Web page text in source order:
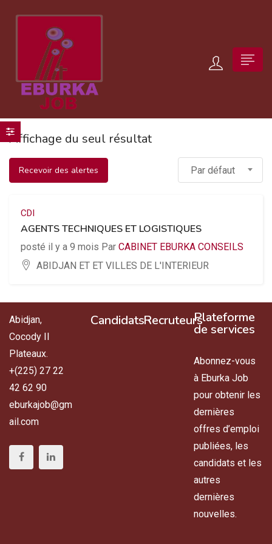
Affichage du seul résultat
Recevoir des alertes Par défaut
CDI
AGENTS TECHNIQUES ET LOGISTIQUES
posté il y a 9 mois Par CABINET EBURKA CONSEILS
ABIDJAN ET ET VILLES DE L'INTERIEUR
Abidjan,
Cocody II
Plateaux.
+(225) 27 22
42 62 90
eburkajob@gm
ail.com
CandidatsRecruteursPlateforme
de services
Abonnez-vous
à Eburka Job
pour obtenir les
dernières
offres d’emploi
publiées, les
candidats et les
autres
dernières
nouvelles.